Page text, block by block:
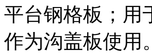
平台钢格板；用
作为沟盖板使用